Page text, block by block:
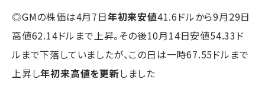
◎GMの株価は4月7日年初来安値41.6ドルから9月29日
高値62.14ドルまで上昇。その後10月14日安値54.33ド
ルまで下落していましたが、この日は一時67.55ドルまで
上昇し年初来高値を更新しました